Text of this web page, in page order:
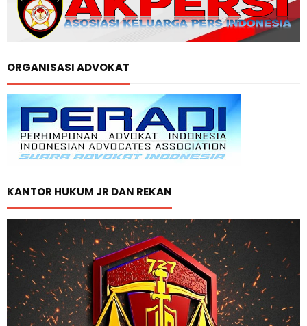
ORGANISASI ADVOKAT
KANTOR HUKUM JR DAN REKAN